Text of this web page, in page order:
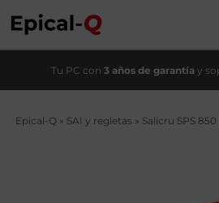
contenido
Tu PC con 3 años de garantía y
Epical-Q » SAI y regletas » Salicru SPS 850